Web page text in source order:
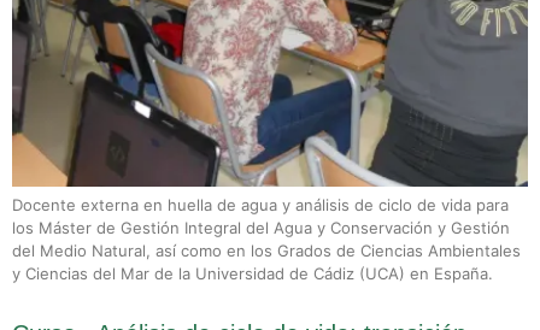
Docente externa en huella de agua y análisis de ciclo de vida para
los Máster de Gestión Integral del Agua y Conservación y Gestión
del Medio Natural, así como en los Grados de Ciencias Ambientales
y Ciencias del Mar de la Universidad de Cádiz (UCA) en España.